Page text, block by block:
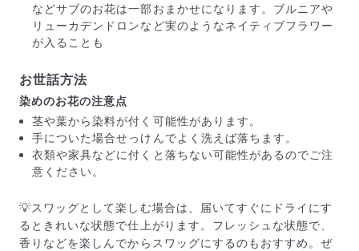
不備があった場合は、些細なことでもお気軽にサポート
までご連絡ください。ご返金にて補償いたします。
などサブのお花は一部おまかせになります。ブルニアや
リューカデンドロンなど実のようなネイティブフラワー
が入ることも
お世話方法
染めのお花の注意点
茎や葉から染料が付く可能性があります。
手についた場合せっけんでよく洗えば落ちます。
衣類や家具などに付くと落ちない可能性があるのでご注
意ください。
💡スワッグとして楽しむ場合は、届いてすぐにドライにす
るときれいな状態で仕上がります。フレッシュな状態で、
香りなどを楽しんでからスワッグにするのもおすすめ。ぜ